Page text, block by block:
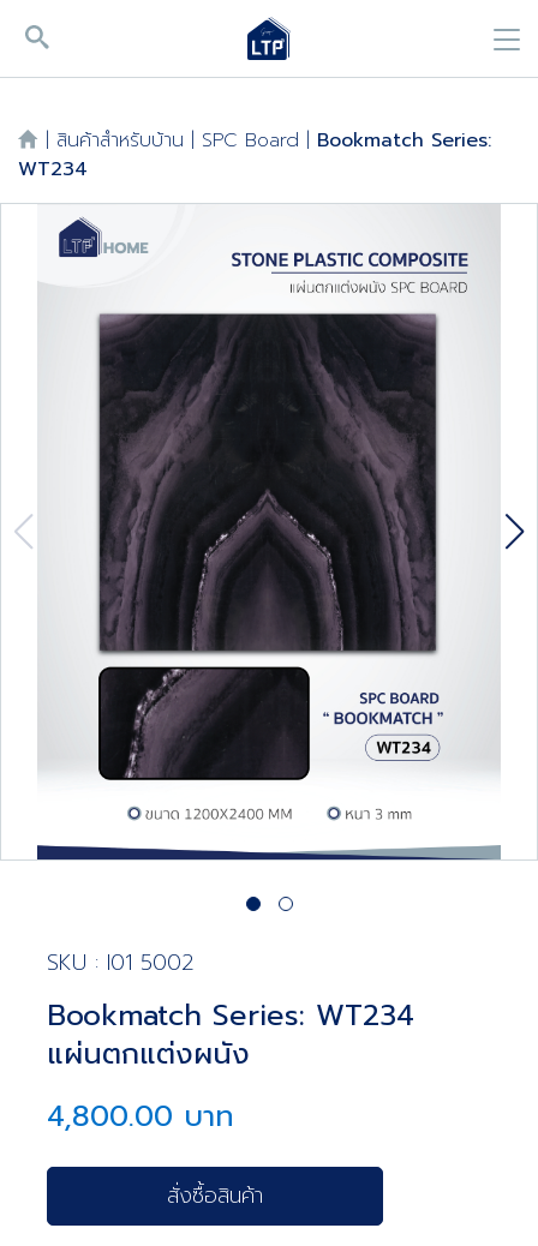
| สินค้าสำหรับบ้าน | SPC Board | Bookmatch Series:
WT234
SKU : I01 5002
Bookmatch Series: WT234
แผ่นตกแต่งผนัง
4,800.00 บาท
สั่งซื้อสินค้า